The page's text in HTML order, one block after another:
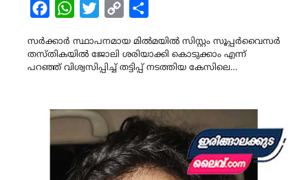
FacebookWhatsAppTwitterCopy
സർക്കാർ സ്ഥാപനമായ മിൽമയിൽ സിസ്റ്റം സൂപ്പർവൈസർ
തസ്തികയിൽ ജോലി ശരിയാക്കി കൊടുക്കാം എന്ന്
പറഞ്ഞ് വിശ്വസിപ്പിച്ച് തട്ടിപ്പ് നടത്തിയ കേസിലെ…